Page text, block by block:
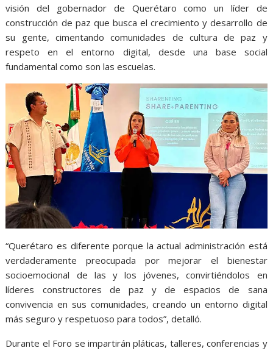
visión del gobernador de Querétaro como un líder de
construcción de paz que busca el crecimiento y desarrollo de
su gente, cimentando comunidades de cultura de paz y
respeto en el entorno digital, desde una base social
fundamental como son las escuelas.
“Querétaro es diferente porque la actual administración está
verdaderamente preocupada por mejorar el bienestar
socioemocional de las y los jóvenes, convirtiéndolos en
líderes constructores de paz y de espacios de sana
convivencia en sus comunidades, creando un entorno digital
más seguro y respetuoso para todos”, detalló.
Durante el Foro se impartirán pláticas, talleres, conferencias y